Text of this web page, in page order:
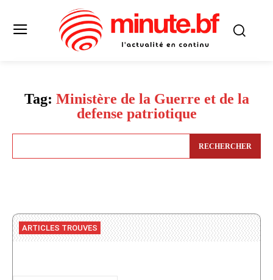
Tag: Ministère de la Guerre et de la
defense patriotique
RECHERCHER
ARTICLES TROUVES